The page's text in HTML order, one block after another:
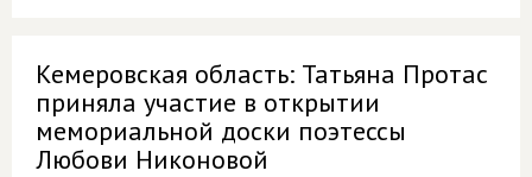
Кемеровская область: Татьяна Протас
приняла участие в открытии
мемориальной доски поэтессы
Любови Никоновой